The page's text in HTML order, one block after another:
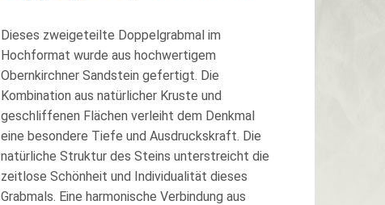
Dieses zweigeteilte Doppelgrabmal im
Hochformat wurde aus hochwertigem
Obernkirchner Sandstein gefertigt. Die
Kombination aus natürlicher Kruste und
geschliffenen Flächen verleiht dem Denkmal
eine besondere Tiefe und Ausdruckskraft. Die
natürliche Struktur des Steins unterstreicht die
zeitlose Schönheit und Individualität dieses
Grabmals. Eine harmonische Verbindung aus